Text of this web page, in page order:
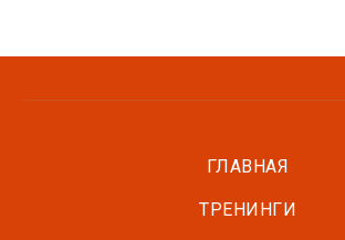
ГЛАВНАЯ
ТРЕНИНГИ